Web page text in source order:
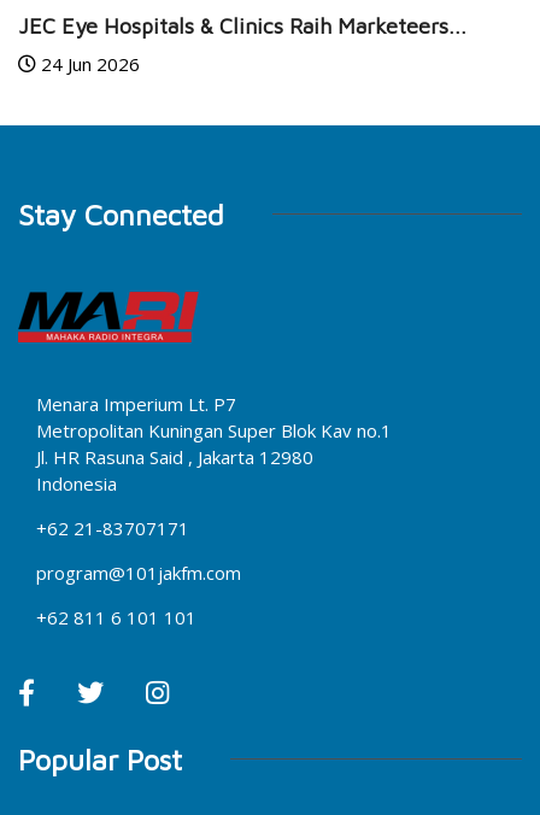
JEC Eye Hospitals & Clinics Raih Marketeers...
24 Jun 2026
Stay Connected
Menara Imperium Lt. P7
Metropolitan Kuningan Super Blok Kav no.1
Jl. HR Rasuna Said , Jakarta 12980
Indonesia
+62 21-83707171
program@101jakfm.com
+62 811 6 101 101
Popular Post